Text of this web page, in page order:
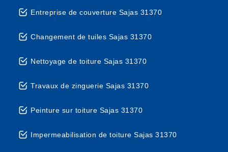
Entreprise de couverture Sajas 31370
Changement de tuiles Sajas 31370
Nettoyage de toiture Sajas 31370
Travaux de zinguerie Sajas 31370
Peinture sur toiture Sajas 31370
Impermeabilisation de toiture Sajas 31370